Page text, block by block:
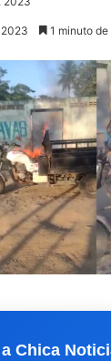
1 minuto
Chica